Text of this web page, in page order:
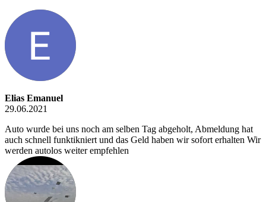
Elias Emanuel
29.06.2021
Auto wurde bei uns noch am selben Tag abgeholt, Abmeldung hat
auch schnell funktikniert und das Geld haben wir sofort erhalten Wir
werden autolos weiter empfehlen